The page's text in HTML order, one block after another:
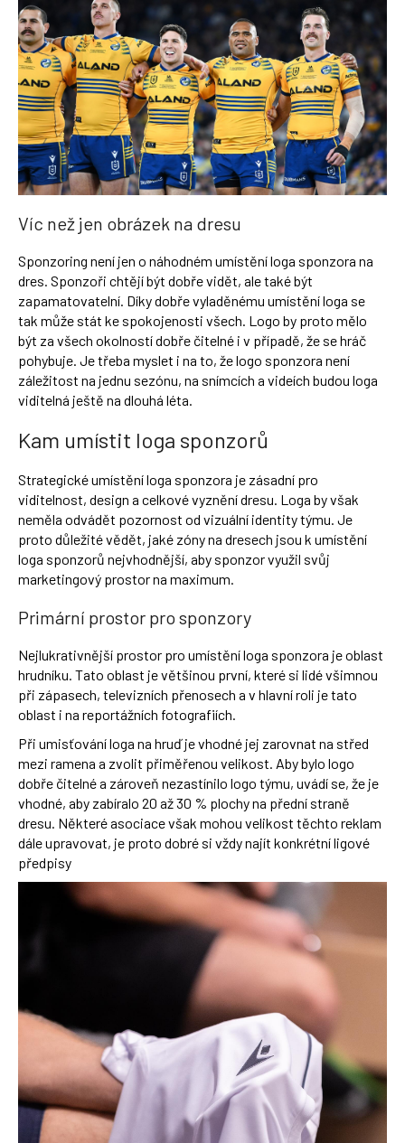
Víc než jen obrázek na dresu
Sponzoring není jen o náhodném umístění loga sponzora na
dres. Sponzoři chtějí být dobře vidět, ale také být
zapamatovatelní. Díky dobře vyladěnému umístění loga se
tak může stát ke spokojenosti všech. Logo by proto mělo
být za všech okolností dobře čitelné i v případě, že se hráč
pohybuje. Je třeba myslet i na to, že logo sponzora není
záležitost na jednu sezónu, na snímcích a videích budou loga
viditelná ještě na dlouhá léta.
Kam umístit loga sponzorů
Strategické umístění loga sponzora je zásadní pro
viditelnost, design a celkové vyznění dresu. Loga by však
neměla odvádět pozornost od vizuální identity týmu. Je
proto důležité vědět, jaké zóny na dresech jsou k umístění
loga sponzorů nejvhodnější, aby sponzor využil svůj
marketingový prostor na maximum.
Primární prostor pro sponzory
Nejlukrativnější prostor pro umístění loga sponzora je oblast
hrudníku. Tato oblast je většinou první, které si lidé všimnou
při zápasech, televizních přenosech a v hlavní roli je tato
oblast i na reportážních fotografiích.
Při umisťování loga na hruď je vhodné jej zarovnat na střed
mezi ramena a zvolit přiměřenou velikost. Aby bylo logo
dobře čitelné a zároveň nezastínilo logo týmu, uvádí se, že je
vhodné, aby zabíralo 20 až 30 % plochy na přední straně
dresu. Některé asociace však mohou velikost těchto reklam
dále upravovat, je proto dobré si vždy najít konkrétní ligové
předpisy